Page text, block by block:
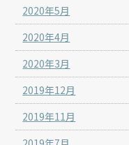
2020年5月
2020年4月
2020年3月
2019年12月
2019年11月